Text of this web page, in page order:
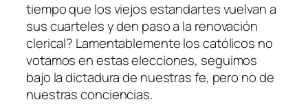
tiempo que los viejos estandartes vuelvan a
sus cuarteles y den paso a la renovación
clerical? Lamentablemente los católicos no
votamos en estas elecciones, seguimos
bajo la dictadura de nuestras fe, pero no de
nuestras conciencias.